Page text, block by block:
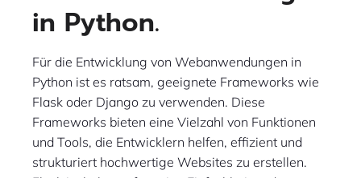
in Python.
Für die Entwicklung von Webanwendungen in
Python ist es ratsam, geeignete Frameworks wie
Flask oder Django zu verwenden. Diese
Frameworks bieten eine Vielzahl von Funktionen
und Tools, die Entwicklern helfen, effizient und
strukturiert hochwertige Websites zu erstellen.